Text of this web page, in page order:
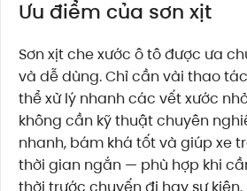
Ưu điểm của sơn xịt
Sơn xịt che xước ô tô được ưa
và dễ dùng. Chỉ cần vài thao
thể xử lý nhanh các vết xước
không cần kỹ thuật chuyên
nhanh, bám khá tốt và giúp xe
thời gian ngắn — phù hợp khi